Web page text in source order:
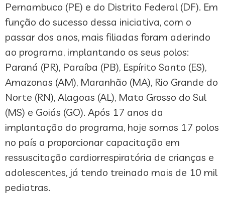
Pernambuco (PE) e do Distrito Federal (DF). Em
função do sucesso dessa iniciativa, com o
passar dos anos, mais filiadas foram aderindo
ao programa, implantando os seus polos:
Paraná (PR), Paraíba (PB), Espírito Santo (ES),
Amazonas (AM), Maranhão (MA), Rio Grande do
Norte (RN), Alagoas (AL), Mato Grosso do Sul
(MS) e Goiás (GO). Após 17 anos da
implantação do programa, hoje somos 17 polos
no país a proporcionar capacitação em
ressuscitação cardiorrespiratória de crianças e
adolescentes, já tendo treinado mais de 10 mil
pediatras.